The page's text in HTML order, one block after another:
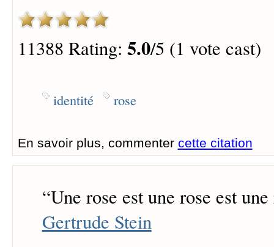
11388 Rating: 5.0/5 (1 vote cast)
identité rose
En savoir plus, commenter cette citation
“Une rose est une rose est
Gertrude Stein